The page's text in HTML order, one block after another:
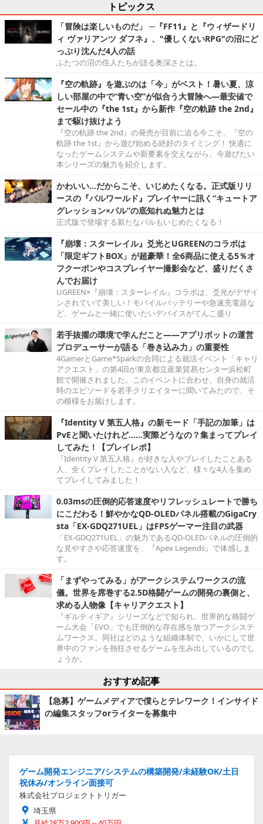
トピックス
「冒険は楽しいものだ」 ─『FF11』と『ウィザードリ
ィ ヴァリアンツ ダフネ』、"優しくないRPG"の沼にど
っぷり沈んだ4人の話
ふたつの沼の住人たちが語る奥深さとは。
『空の軌跡』を遊ぶのは「今」がベスト！暑い夏、涼
しい部屋の中で“青い空”が似合う大冒険へ―最安値で
セール中の『the 1st』から新作『空の軌跡 the 2nd』
まで駆け抜けよう
『空の軌跡 the 2nd』の発売が目前に迫る今こそ、『空の
軌跡 the 1st』から遊び始める絶好のタイミング！ 快適に
なったゲームシステムや新要素を交えながら、今遊びたい
本シリーズの魅力を紹介します。
かわいい…だからこそ、いじめたくなる。正式版リリ
ースの『パルワールド』プレイヤーに訊く“キュートア
グレッション×パル”の底知れぬ魅力とは
正式版で登場する新たなパルもいじめたくなる！
『崩壊：スターレイル』爻光とUGREENのコラボは
「限定ギフトBOX」が超豪華！全6商品に使える5％オ
フクーポンやコスプレイヤー撮影会など、盛りだくさ
んでお届け
UGREEN×『崩壊：スターレイル』コラボは、爻光がデザイ
ンされていて美しい！モバイルバッテリーや急速充電器な
ど、ゲームと一緒に使いたいデバイスがてんこ盛り
若手抜擢の環境で学んだこと――アプリボットの運営
プロデューサーが語る「巻き込み力」の重要性
4GamerとGame*Sparkの合同による就活イベント「キャリ
アクエスト」の第4回が東京都立産業貿易センター浜松町
館で開催されました。このイベントに合わせ、自身の就活
時のエピソードを若手クリエイターに聞いてみたので、そ
の模様をお届けします。
『Identity V 第五人格』の新モード「手記の加筆」は
PvEと聞いたけれど……実際どうなの？集まってプレイ
してみた！【プレイレポ】
『Identity V 第五人格』が好きな人やプレイしたことある
人、全くプレイしたことがない人など、様々な4人を集め
てプレイしてみました！
0.03msの圧倒的応答速度やリフレッシュレートで勝ち
にこだわる！鮮やかなQD-OLEDパネル搭載のGigaCry
sta「EX-GDQ271UEL」はFPSゲーマー注目の武器
「EX-GDQ271UEL」の魅力であるQD-OLEDパネルの圧倒的
な見やすさや応答速度を、『Apex Legends』で体感しま
す。
「まずやってみる」がアークシステムワークスの流
儀。世界を席巻する2.5D格闘ゲームの開発の裏側と、
求める人物像【キャリアクエスト】
『ギルティギア』シリーズなどで知られ、世界的な格闘ゲ
ーム大会「EVO」でも圧倒的な存在感を放つアークシステ
ムワークス。同社はどのような組織体制で、いかにして世
界中のファンを熱狂させるゲームを生み出しているのでし
ょうか。
おすすめ記事
【急募】ゲームメディアで僕らとテレワーク！インサイド
の編集スタッフorライターを募集中
ゲーム開発エンジニア/システムの構築開発/未経験OK/土日
祝休み/オンライン面接可
株式会社プロジェクトトリガー
埼玉県